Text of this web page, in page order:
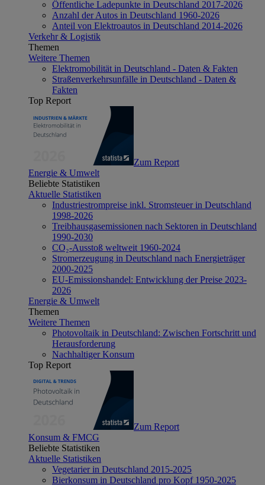
Öffentliche Ladepunkte in Deutschland 2017-2026
Anzahl der Autos in Deutschland 1960-2026
Anteil von Elektroautos in Deutschland 2014-2026
Verkehr & Logistik
Themen
Weitere Themen
Elektromobilität in Deutschland - Daten & Fakten
Straßenverkehrsunfälle in Deutschland - Daten &
Fakten
Top Report
Zum Report
Energie & Umwelt
Beliebte Statistiken
Aktuelle Statistiken
Industriestrompreise inkl. Stromsteuer in Deutschland
1998-2026
Treibhausgasemissionen nach Sektoren in Deutschland
1990-2030
CO₂-Ausstoß weltweit 1960-2024
Stromerzeugung in Deutschland nach Energieträger
2000-2025
EU-Emissionshandel: Entwicklung der Preise 2023-
2026
Energie & Umwelt
Themen
Weitere Themen
Photovoltaik in Deutschland: Zwischen Fortschritt und
Herausforderung
Nachhaltiger Konsum
Top Report
Zum Report
Konsum & FMCG
Beliebte Statistiken
Aktuelle Statistiken
Vegetarier in Deutschland 2015-2025
Bierkonsum in Deutschland pro Kopf 1950-2025